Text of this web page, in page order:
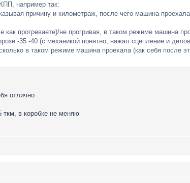
например так:
причину и километраж, после чего машина
прогреваете)/не прогривая, в таком режиме машина
-35 -40 (с механикой понятно, нажал сцепление и
в таком режиме машина проехала (как себя после
отлично
в коробке не меняю